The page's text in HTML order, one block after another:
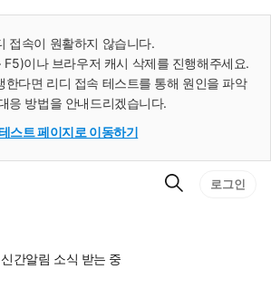
접속이 원활하지 않습니다.
이나 브라우저 캐시 삭제를 진행해주세요.
한다면 리디 접속 테스트를 통해 원인을 파악
응 방법을 안내드리겠습니다.
스트 페이지로 이동하기
검
로그인
간알림 소식 받는 중